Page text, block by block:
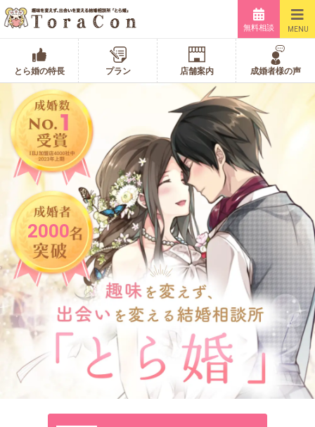
無料相談 MENU
とら婚の特長 プラン 店舗案内 成婚者様の声
2000